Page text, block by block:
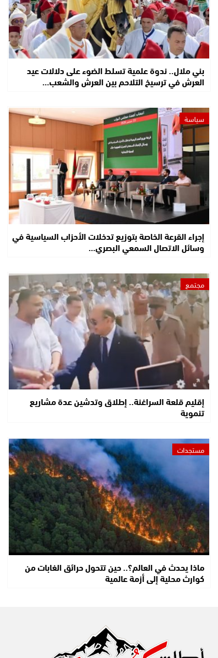
بني ملال.. ندوة علمية تسلط الضوء على دلالات عيد
العرش في ترسيخ التلاحم بين العرش والشعب…
سياسة
إجراء القرعة الخاصة بتوزيع تدخلات الأحزاب السياسية في
وسائل الاتصال السمعي البصري…
مجتمع
إقليم قلعة السراغنة.. إطلاق وتدشين عدة مشاريع
تنموية
مستجدات
ماذا يحدث في العالم؟.. حين تتحول حرائق الغابات من
كوارث محلية إلى أزمة عالمية